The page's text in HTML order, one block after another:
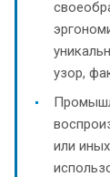
узор,
или